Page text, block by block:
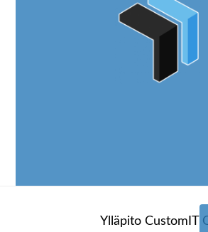
Ylläpito CustomIT